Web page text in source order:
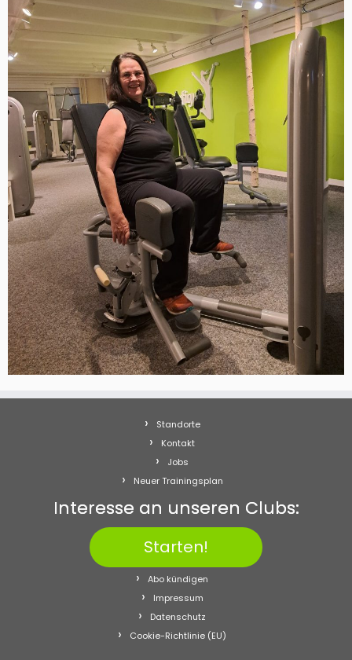
Standorte
Kontakt
Jobs
Neuer Trainingsplan
Interesse an unseren Clubs:
Starten!
Abo kündigen
Impressum
Datenschutz
Cookie-Richtlinie (EU)